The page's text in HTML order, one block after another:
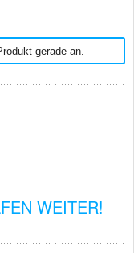
gerade an.
WEITER!